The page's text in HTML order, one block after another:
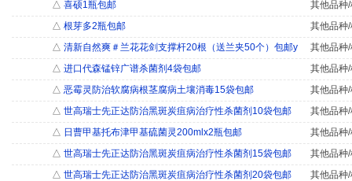
△ 喜硕1瓶包邮
其他品种
△ 根芽多2瓶包邮
其他品种
△ 清新自然爽＃兰花花剑支撑杆20根（送兰夹50个）包邮y
其他品种
△ 进口代森锰锌广谱杀菌剂4袋包邮
其他品种
△ 恶霉灵防治软腐病根茎腐病土壤消毒15袋包邮
其他品种
△ 世高瑞士先正达防治黑斑炭疽病治疗性杀菌剂10袋包邮
其他品种
△ 日曹甲基托布津甲基硫菌灵200mlx2瓶包邮
其他品种
△ 世高瑞士先正达防治黑斑炭疽病治疗性杀菌剂15袋包邮
其他品种
△ 世高瑞士先正达防治黑斑炭疽病治疗性杀菌剂20袋包邮
其他品种